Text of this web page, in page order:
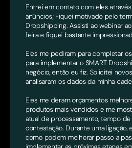
Entrei em contato com eles
anúncios; Fiquei motivado pelo
Dropshipping. Assisti ao webinar
feira e fiquei bastante
Eles me pediram para completar
para implementar o SMART
negócio, então eu fiz. Solicitei
analisaram os dados da minha
Eles me deram orçamentos
produtos mais vendidos e me
atual de processamento, tempo
contestação. Durante uma ligação,
como podem melhorar passo a